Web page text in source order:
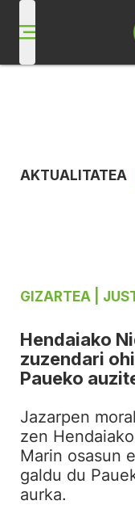
AKTUALITATEA
GIZARTEA |
Hendaiako
zuzendari
Paueko
Jazarpen
zen
Marin osasun
galdu du
aurka.